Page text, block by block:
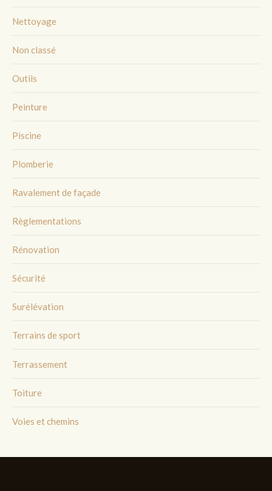
Nettoyage
Non classé
Outils
Peinture
Piscine
Plomberie
Ravalement de façade
Règlementations
Rénovation
Sécurité
Surélévation
Terrains de sport
Terrassement
Toiture
Voies et chemins